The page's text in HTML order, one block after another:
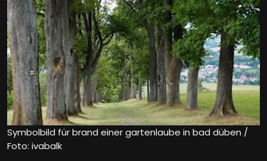
Symbolbild für brand einer gartenlaube in bad düben /
Foto: ivabalk